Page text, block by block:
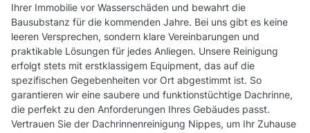
Ihrer Immobilie vor Wasserschäden und bewahrt die
Bausubstanz für die kommenden Jahre. Bei uns gibt es keine
leeren Versprechen, sondern klare Vereinbarungen und
praktikable Lösungen für jedes Anliegen. Unsere Reinigung
erfolgt stets mit erstklassigem Equipment, das auf die
spezifischen Gegebenheiten vor Ort abgestimmt ist. So
garantieren wir eine saubere und funktionstüchtige Dachrinne,
die perfekt zu den Anforderungen Ihres Gebäudes passt.
Vertrauen Sie der Dachrinnenreinigung Nippes, um Ihr Zuhause